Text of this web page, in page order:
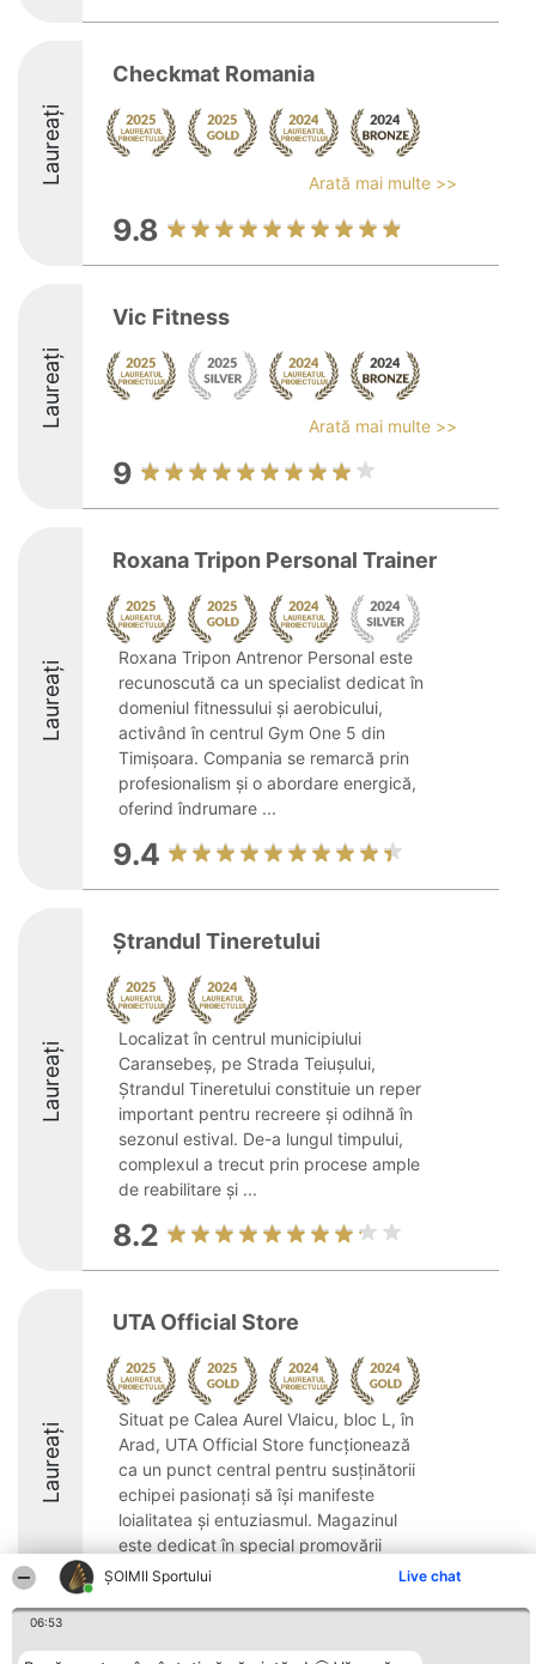
ȘOIMII Sportului Live chat
06:53
Laureați
Checkmat Romania
Arată mai multe >>
9.8
Laureați
Vic Fitness
Arată mai multe >>
9
Laureați
Roxana Tripon Personal Trainer
Roxana Tripon Antrenor Personal este
recunoscută ca un specialist dedicat în
domeniul fitnessului și aerobicului,
activând în centrul Gym One 5 din
Timișoara. Compania se remarcă prin
profesionalism și o abordare energică,
oferind îndrumare ...
9.4
Laureați
Ștrandul Tineretului
Localizat în centrul municipiului
Caransebeș, pe Strada Teiușului,
Ștrandul Tineretului constituie un reper
important pentru recreere și odihnă în
sezonul estival. De-a lungul timpului,
complexul a trecut prin procese ample
de reabilitare și ...
8.2
Laureați
UTA Official Store
Situat pe Calea Aurel Vlaicu, bloc L, în
Arad, UTA Official Store funcționează
ca un punct central pentru susținătorii
echipei pasionați să își manifeste
loialitatea și entuziasmul. Magazinul
este dedicat în special promovării
brandului sportiv ...
9.8